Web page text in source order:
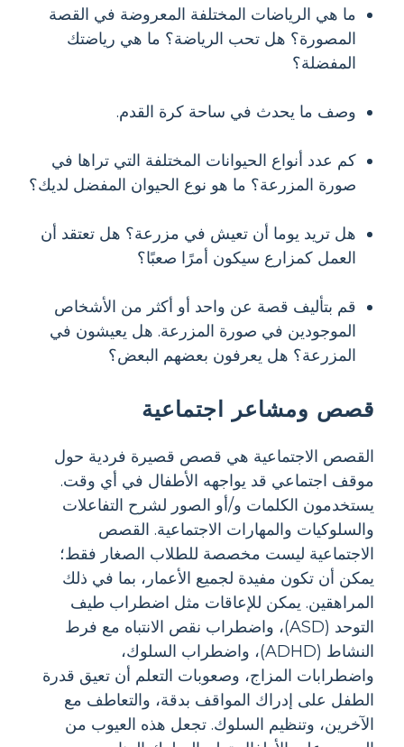
ما هي الرياضات المختلفة المعروضة في القصة
المصورة؟ هل تحب الرياضة؟ ما هي رياضتك
المفضلة؟
وصف ما يحدث في ساحة كرة القدم.
كم عدد أنواع الحيوانات المختلفة التي تراها في
صورة المزرعة؟ ما هو نوع الحيوان المفضل لديك؟
هل تريد يوما أن تعيش في مزرعة؟ هل تعتقد أن
العمل كمزارع سيكون أمرًا صعبًا؟
قم بتأليف قصة عن واحد أو أكثر من الأشخاص
الموجودين في صورة المزرعة. هل يعيشون في
المزرعة؟ هل يعرفون بعضهم البعض؟
قصص ومشاعر اجتماعية
القصص الاجتماعية هي قصص قصيرة فردية حول
موقف اجتماعي قد يواجهه الأطفال في أي وقت.
يستخدمون الكلمات و/أو الصور لشرح التفاعلات
والسلوكيات والمهارات الاجتماعية. القصص
الاجتماعية ليست مخصصة للطلاب الصغار فقط؛
يمكن أن تكون مفيدة لجميع الأعمار، بما في ذلك
المراهقين. يمكن للإعاقات مثل اضطراب طيف
التوحد (ASD)، واضطراب نقص الانتباه مع فرط
النشاط (ADHD)، واضطراب السلوك،
واضطرابات المزاج، وصعوبات التعلم أن تعيق قدرة
الطفل على إدراك المواقف بدقة، والتعاطف مع
الآخرين، وتنظيم السلوك. تجعل هذه العيوب من